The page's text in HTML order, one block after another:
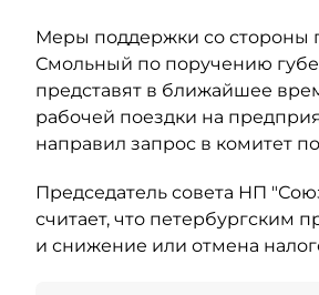
Меры поддержки со стороны
Смольный по поручению
представят в ближайшее
рабочей поездки на
направил запрос в комитет
Председатель совета НП
считает, что петербургским
и снижение или отмена